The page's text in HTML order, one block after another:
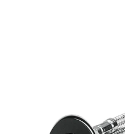
Motor/Styring